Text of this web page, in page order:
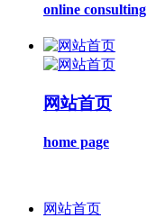
online consulting
网站首页
home page
网站首页